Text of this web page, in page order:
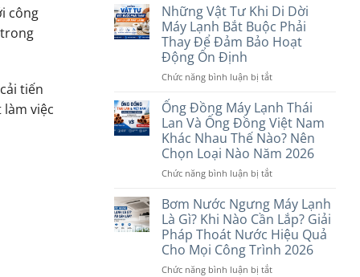
công
tiến
việc
Khi
Lựa
Chọn
Năm
Nên
Chọn
Loại
Nào
Máy
Năm
2026?
1
Pha
Và
CB
Pha
Nhau
Như
Thế
Nào?
Máy
Lạnh
Dùng
Loại
Nào?
Những Vật Tư Khi Di Dời
Máy Lạnh Bắt Buộc Phải
Thay Để Đảm Bảo Hoạt
Động Ổn Định
Chức năng bình luận bị tắtở
Vật
Tư
Khi
Di
Dời
Máy
Bắt
Buộc
Phải
Thay
Để
Đảm
Ống Đồng Máy Lạnh Thái
Lan Và Ống Đồng Việt Nam
Khác Nhau Thế Nào? Nên
Chọn Loại Nào Năm 2026
Chức năng bình luận bị tắtở
Đồng
Máy
Lạnh
Thái
Lan
Và
Bơm Nước Ngưng Máy Lạnh
Là Gì? Khi Nào Cần Lắp? Giải
Pháp Thoát Nước Hiệu Quả
Cho Mọi Công Trình 2026
Chức năng bình luận bị tắtở